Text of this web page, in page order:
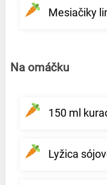
Mesiačiky
Na omáčku
150 ml
Lyžica